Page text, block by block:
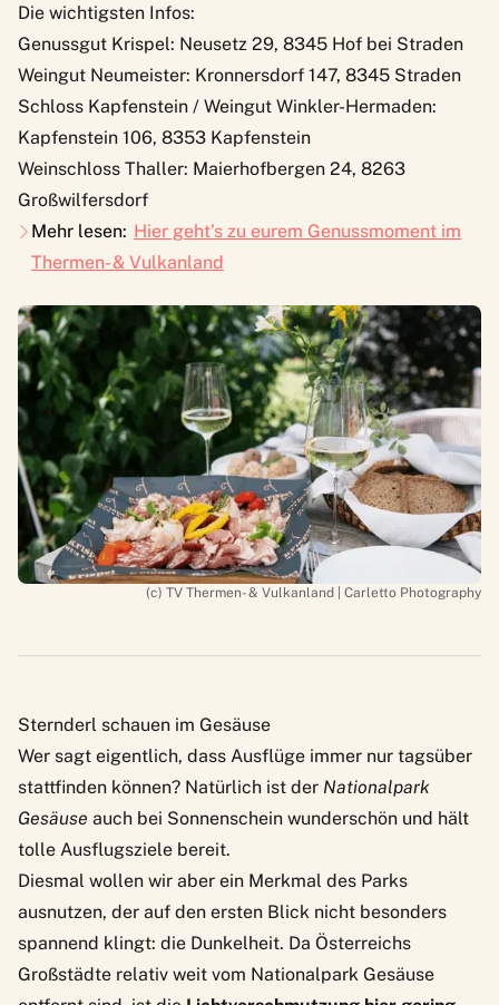
Die wichtigsten Infos:
Genussgut Krispel: Neusetz 29, 8345 Hof bei Straden
Weingut Neumeister: Kronnersdorf 147, 8345 Straden
Schloss Kapfenstein / Weingut Winkler-Hermaden:
Kapfenstein 106, 8353 Kapfenstein
Weinschloss Thaller: Maierhofbergen 24, 8263
Großwilfersdorf
Mehr lesen: Hier geht’s zu eurem Genussmoment im
Thermen- & Vulkanland
(c) TV Thermen- & Vulkanland | Carletto Photography
Sternderl schauen im Gesäuse
Wer sagt eigentlich, dass Ausflüge immer nur tagsüber
stattfinden können? Natürlich ist der Nationalpark
Gesäuse auch bei Sonnenschein wunderschön und hält
tolle Ausflugsziele bereit.
Diesmal wollen wir aber ein Merkmal des Parks
ausnutzen, der auf den ersten Blick nicht besonders
spannend klingt: die Dunkelheit. Da Österreichs
Großstädte relativ weit vom Nationalpark Gesäuse